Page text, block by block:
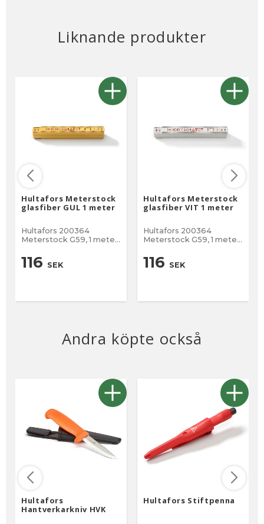
Liknande produkter
Hultafors Meterstock
glasfiber GUL 1 meter
Hultafors 200364
Meterstock G59, 1 meter
glasfiberförstärkt
polyamid. ökad
EU Klass III. Alla leder
116 SEK
Hultafors Meterstock
glasfiber VIT 1 meter
Hultafors 200364
Meterstock G59, 1 meter
glasfiberförstärkt
polyamid. ökad
EU Klass III. Alla leder
116 SEK
Andra köpte också
Hultafors
Hantverkarkniv HVK
Hultafors Stiftpenna